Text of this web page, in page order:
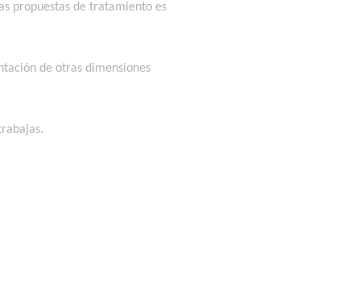
propuestas de tratamiento es
de otras dimensiones